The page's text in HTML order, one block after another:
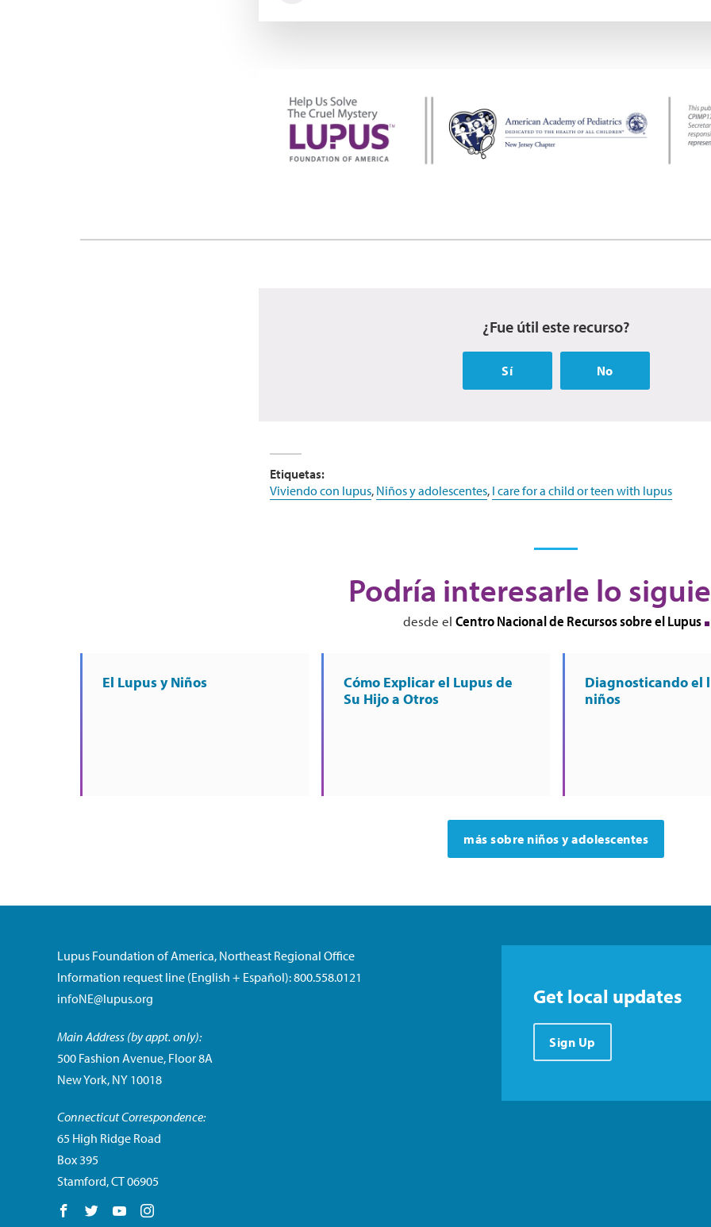
¿Fue útil este recurso?
Sí No
Etiquetas:
Viviendo con lupus, Niños y adolescentes, I care for a child or teen with lupus
Podría interesarle lo
desde el Centro Nacional de Recursos sobre el Lupus
El Lupus y Niños
Cómo Explicar el Lupus de
Su Hijo a Otros
Diagnosticando el
niños
más sobre niños y adolescentes
Lupus Foundation of America, Northeast Regional Office
Information request line (English + Español): 800.558.0121
infoNE@lupus.org
Main Address (by appt. only):
500 Fashion Avenue, Floor 8A
New York, NY 10018
Connecticut Correspondence:
65 High Ridge Road
Box 395
Stamford, CT 06905
Follow us on Facebook
Follow us on Twitter
Follow us on YouTube
Get local updates
Sign Up